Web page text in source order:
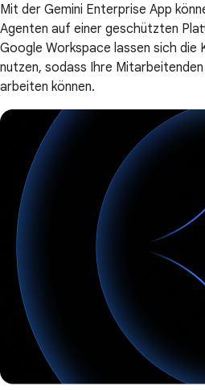
Mit der Gemini Enterprise App
Agenten auf einer geschützten
Google Workspace lassen sich die
nutzen, sodass Ihre
arbeiten können.